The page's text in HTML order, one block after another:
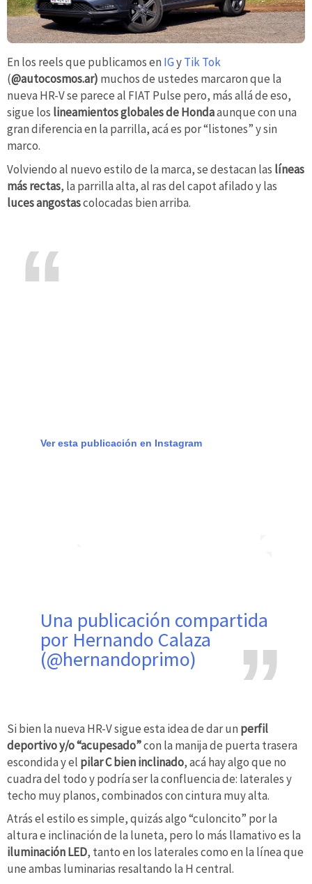
En los reels que publicamos en IGyTik Tok
(@autocosmos.ar) muchos de ustedes marcaron que la
nueva HR-V se parece al FIAT Pulse pero, más allá de eso,
sigue los lineamientos globales de Hondaaunque con una
gran diferencia en la parrilla, acá es por “listones” y sin
marco.
Volviendo al nuevo estilo de la marca, se destacan las líneas
más rectas, la parrilla alta, al ras del capot afilado y las
luces angostascolocadas bien arriba.
Ver esta publicación en Instagram
Una publicación compartida
por Hernando Calaza
(@hernandoprimo)
Si bien la nueva HR-V sigue esta idea de dar un perfil
deportivo y/o “acupesado”con la manija de puerta trasera
escondida y el pilar C bien inclinado, acá hay algo que no
cuadra del todo y podría ser la confluencia de: laterales y
techo muy planos, combinados con cintura muy alta.
Atrás el estilo es simple, quizás algo “culoncito” por la
altura e inclinación de la luneta, pero lo más llamativo es la
iluminación LED, tanto en los laterales como en la línea que
une ambas luminarias resaltando la H central.